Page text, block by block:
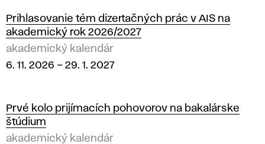
Prihlasovanie tém dizertačných prác v AIS na
akademický rok 2026/2027
akademický kalendár
6. 11. 2026 – 29. 1. 2027
Prvé kolo prijímacích pohovorov na bakalárske
štúdium
akademický kalendár